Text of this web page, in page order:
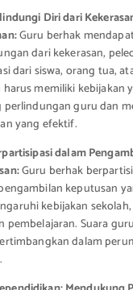
Diri dari
Guru berhak
dari kekerasan,
dari siswa, orang tua,
harus memiliki kebijakan
guru dan
yang efektif.
dalam
Guru berhak
keputusan
kebijakan
pembelajaran. Suara
dalam